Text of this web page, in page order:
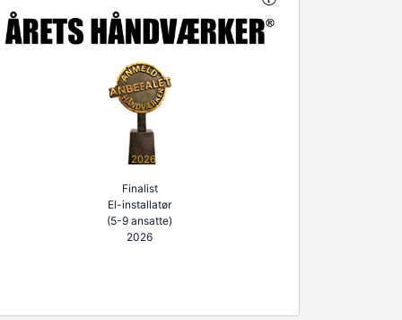
2026
Finalist
El-installatør
(5-9 ansatte)
2026